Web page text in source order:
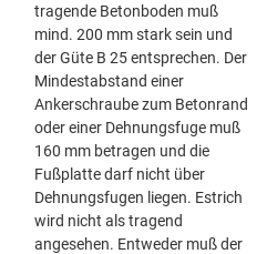
tragende Betonboden muß
mind. 200 mm stark sein und
der Güte B 25 entsprechen. Der
Mindestabstand einer
Ankerschraube zum Betonrand
oder einer Dehnungsfuge muß
160 mm betragen und die
Fußplatte darf nicht über
Dehnungsfugen liegen. Estrich
wird nicht als tragend
angesehen. Entweder muß der